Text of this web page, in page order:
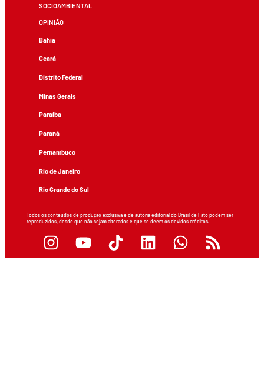
SOCIOAMBIENTAL
OPINIÃO
Bahia
Ceará
Distrito Federal
Minas Gerais
Paraíba
Paraná
Pernambuco
Rio de Janeiro
Rio Grande do Sul
Todos os conteúdos de produção exclusiva e de autoria editorial do Brasil de Fato podem ser
reproduzidos, desde que não sejam alterados e que se deem os devidos créditos.